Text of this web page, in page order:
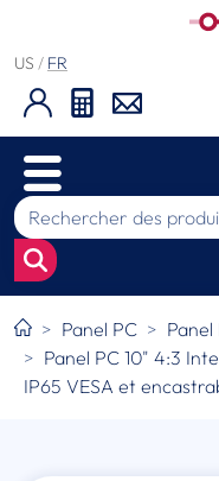
US / FR
Panel PC Panel
Panel PC 10" 4:3
IP65 VESA et